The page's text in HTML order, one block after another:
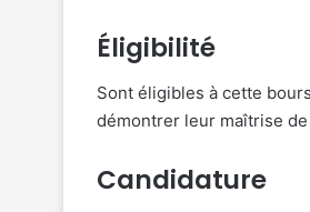
Éligibilité
Sont éligibles à cette
démontrer leur maîtrise de
Candidature